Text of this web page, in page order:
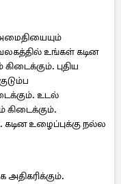
உங்கள் கடின
புதிய
உடல்
கடின உழைப்புக்கு நல்ல
அதிகரிக்கும்.